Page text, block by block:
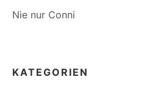
Nie nur Conni
KATEGORIEN